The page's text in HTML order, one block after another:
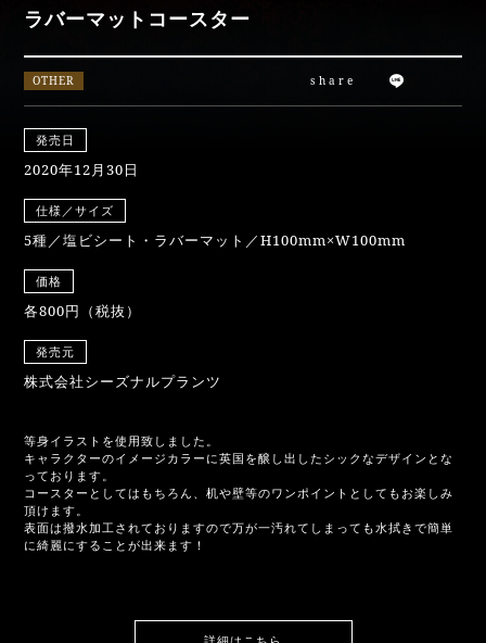
ラバーマットコースター
OTHER share
発売日
2020年12月30日
仕様／サイズ
5種／塩ビシート・ラバーマット／H100mm×W100mm
価格
各800円（税抜）
発売元
株式会社シーズナルプランツ
等身イラストを使用致しました。
キャラクターのイメージカラーに英国を醸し出したシックなデザインとな
っております。
コースターとしてはもちろん、机や壁等のワンポイントとしてもお楽しみ
頂けます。
表面は撥水加工されておりますので万が一汚れてしまっても水拭きで簡単
に綺麗にすることが出来ます！